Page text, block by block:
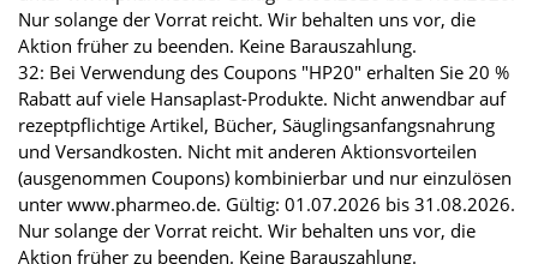
Nur solange der Vorrat reicht. Wir behalten uns vor, die
Aktion früher zu beenden. Keine Barauszahlung.
32: Bei Verwendung des Coupons "HP20" erhalten Sie 20 %
Rabatt auf viele Hansaplast-Produkte. Nicht anwendbar auf
rezeptpflichtige Artikel, Bücher, Säuglingsanfangsnahrung
und Versandkosten. Nicht mit anderen Aktionsvorteilen
(ausgenommen Coupons) kombinierbar und nur einzulösen
unter www.pharmeo.de. Gültig: 01.07.2026 bis 31.08.2026.
Nur solange der Vorrat reicht. Wir behalten uns vor, die
Aktion früher zu beenden. Keine Barauszahlung.